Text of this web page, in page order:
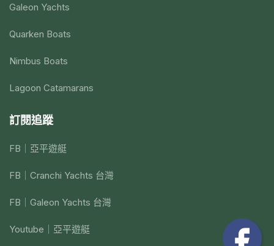
Galeon Yachts
Quarken Boats
Nimbus Boats
Lagoon Catamarans
訂閱追蹤
FB｜亞平遊艇
FB｜Cranchi Yachts 台灣
FB｜Galeon Yachts 台灣
Youtube｜亞平遊艇